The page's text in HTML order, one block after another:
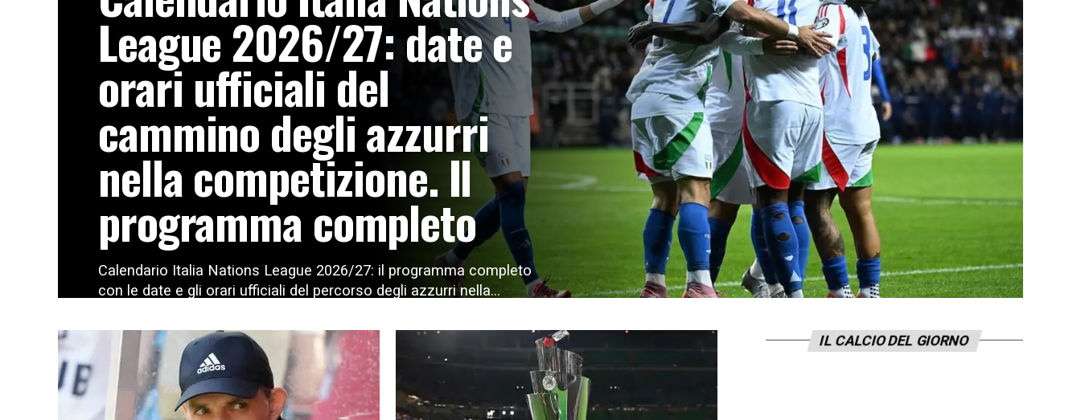
League 2026/27: date e
orari ufficiali del
cammino degli azzurri
nella competizione. Il
programma completo
Calendario Italia Nations League 2026/27: il programma completo
con le date e gli orari ufficiali del percorso degli azzurri nella...
IL CALCIO DEL GIORNO